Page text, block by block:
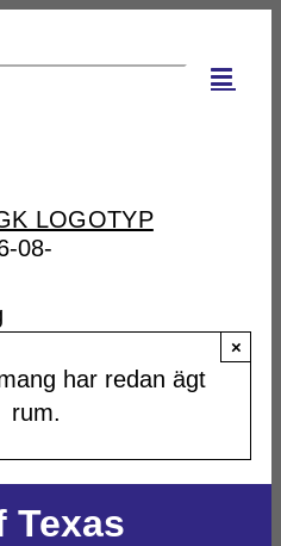
08-
har redan ägt
rum.
×
Texas